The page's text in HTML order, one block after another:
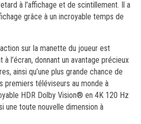
à l'affichage et de scintillement. Il a
grâce à un incroyable temps de
sur la manette du joueur est
l’écran, donnant un avantage précieux
ainsi qu’une plus grande chance de
premiers téléviseurs au monde à
HDR Dolby Vision® en 4K 120 Hz
une toute nouvelle dimension à